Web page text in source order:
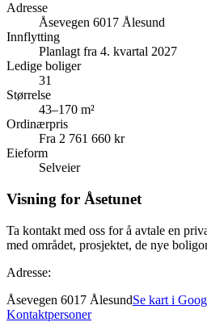
Adresse
Åsevegen 6017 Ålesund
Innflytting
Planlagt fra 4. kvartal 2027
Ledige boliger
31
Størrelse
43–170 m²
Ordinærpris
Fra 2 761 660 kr
Eieform
Selveier
Visning for Åsetunet
Ta kontakt med oss for å avtale en
med området, prosjektet, de nye
Adresse:
Åsevegen 6017 ÅlesundSe kart i
Kontaktpersoner